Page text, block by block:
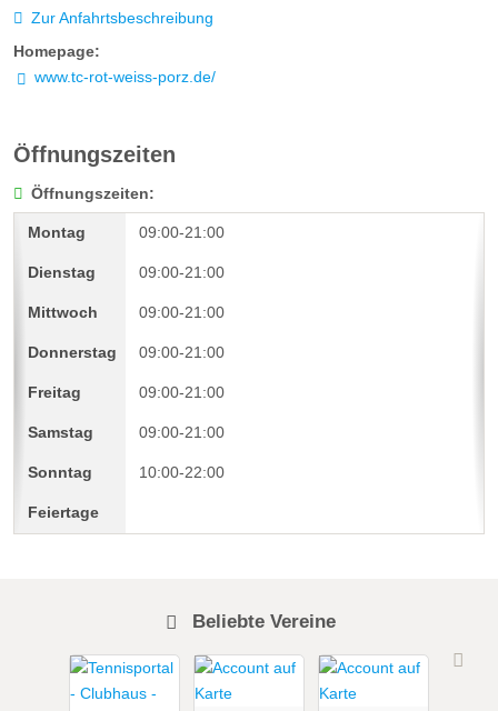
Zur Anfahrtsbeschreibung
Homepage:
www.tc-rot-weiss-porz.de/
Öffnungszeiten
Öffnungszeiten:
09:00-21:00
09:00-21:00
09:00-21:00
09:00-21:00
09:00-21:00
09:00-21:00
10:00-22:00
Beliebte Vereine